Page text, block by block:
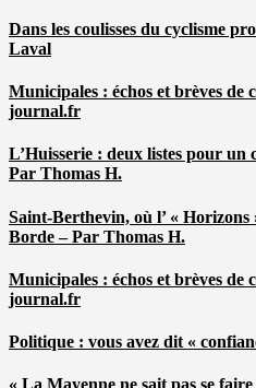
Dans les coulisses du cyclisme
Laval
Municipales : échos et brèves de
journal.fr
L’Huisserie : deux listes pour un
Par Thomas H.
Saint-Berthevin, où l’ « Horizons
Borde – Par Thomas H.
Municipales : échos et brèves de
journal.fr
Politique : vous avez dit «